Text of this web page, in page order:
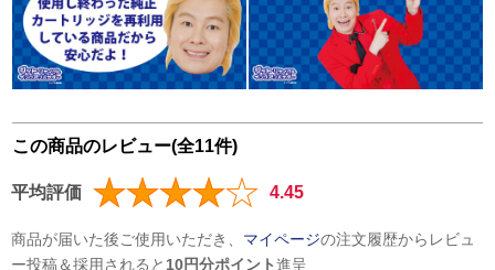
この商品のレビュー(全11件)
平均評価 4.45
商品が届いた後ご使用いただき、 マイページの注文履歴からレビュ
ー投稿＆採用されると 10円分ポイント進呈